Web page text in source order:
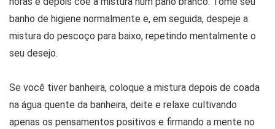
banho de higiene normalmente e, em seguida, despeje a
mistura do pescoço para baixo, repetindo mentalmente o
seu desejo.
Se você tiver banheira, coloque a mistura depois de coada
na água quente da banheira, deite e relaxe cultivando
apenas os pensamentos positivos e firmando a mente no